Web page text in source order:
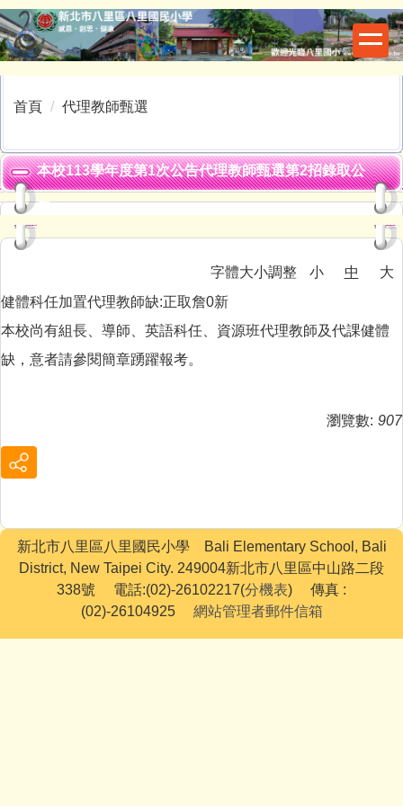
跳
到
主
要
內
首頁 代理教師甄選
本校113學年度第1次公告代理教師甄選第2招錄取公
告
字體大小調整 小 中
大
健體科任加置代理教師缺:正取詹0新
本校尚有組長、導師、英語科任、資源班代理教師及代課健體
缺，意者請參閱簡章踴躍報考。
瀏覽數: 907
新北市八里區八里國民小學 Bali Elementary School, Bali
District, New Taipei City. 249004新北市八里區中山路二段
338號 電話:(02)-26102217(分機表) 傳真 :
(02)-26104925
網站管理者郵件信箱